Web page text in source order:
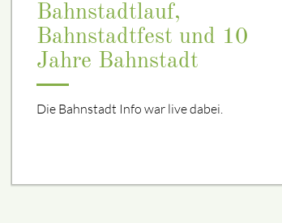
Bahnstadtlauf,
Bahnstadtfest und 10
Jahre Bahnstadt
Die Bahnstadt Info war live dabei.